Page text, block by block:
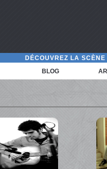
DÉCOUVREZ LA
BLOG